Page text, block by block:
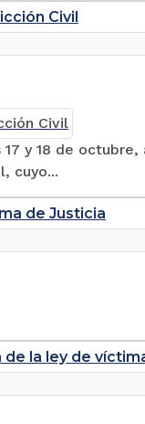
Civil
y 18 de octubre,
cuyo...
de Justicia
la ley de